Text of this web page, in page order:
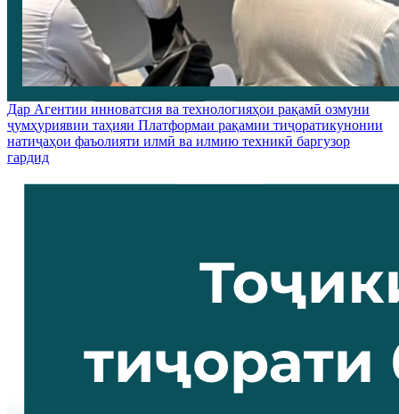
Дар Агентии инноватсия ва технологияҳои рақамӣ озмуни
ҷумҳуриявии таҳияи Платформаи рақамии тиҷоратикунонии
натиҷаҳои фаъолияти илмӣ ва илмию техникӣ баргузор
гардид